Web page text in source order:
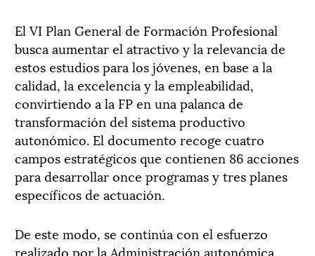
El VI Plan General de Formación Profesional
busca aumentar el atractivo y la relevancia de
estos estudios para los jóvenes, en base a la
calidad, la excelencia y la empleabilidad,
convirtiendo a la FP en una palanca de
transformación del sistema productivo
autonómico. El documento recoge cuatro
campos estratégicos que contienen 86 acciones
para desarrollar once programas y tres planes
específicos de actuación.
De este modo, se continúa con el esfuerzo
realizado por la Administración autonómica